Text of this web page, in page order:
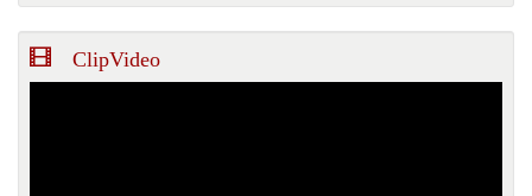
ClipVideo